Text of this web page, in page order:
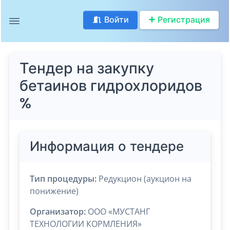
Войти Регистрация
Тендер на закупку
бетаинов гидрохлоридов
%
Информация о тендере
Тип процедуры: Редукцион (аукцион на
понижение)
Организатор: ООО «МУСТАНГ
ТЕХНОЛОГИИ КОРМЛЕНИЯ»